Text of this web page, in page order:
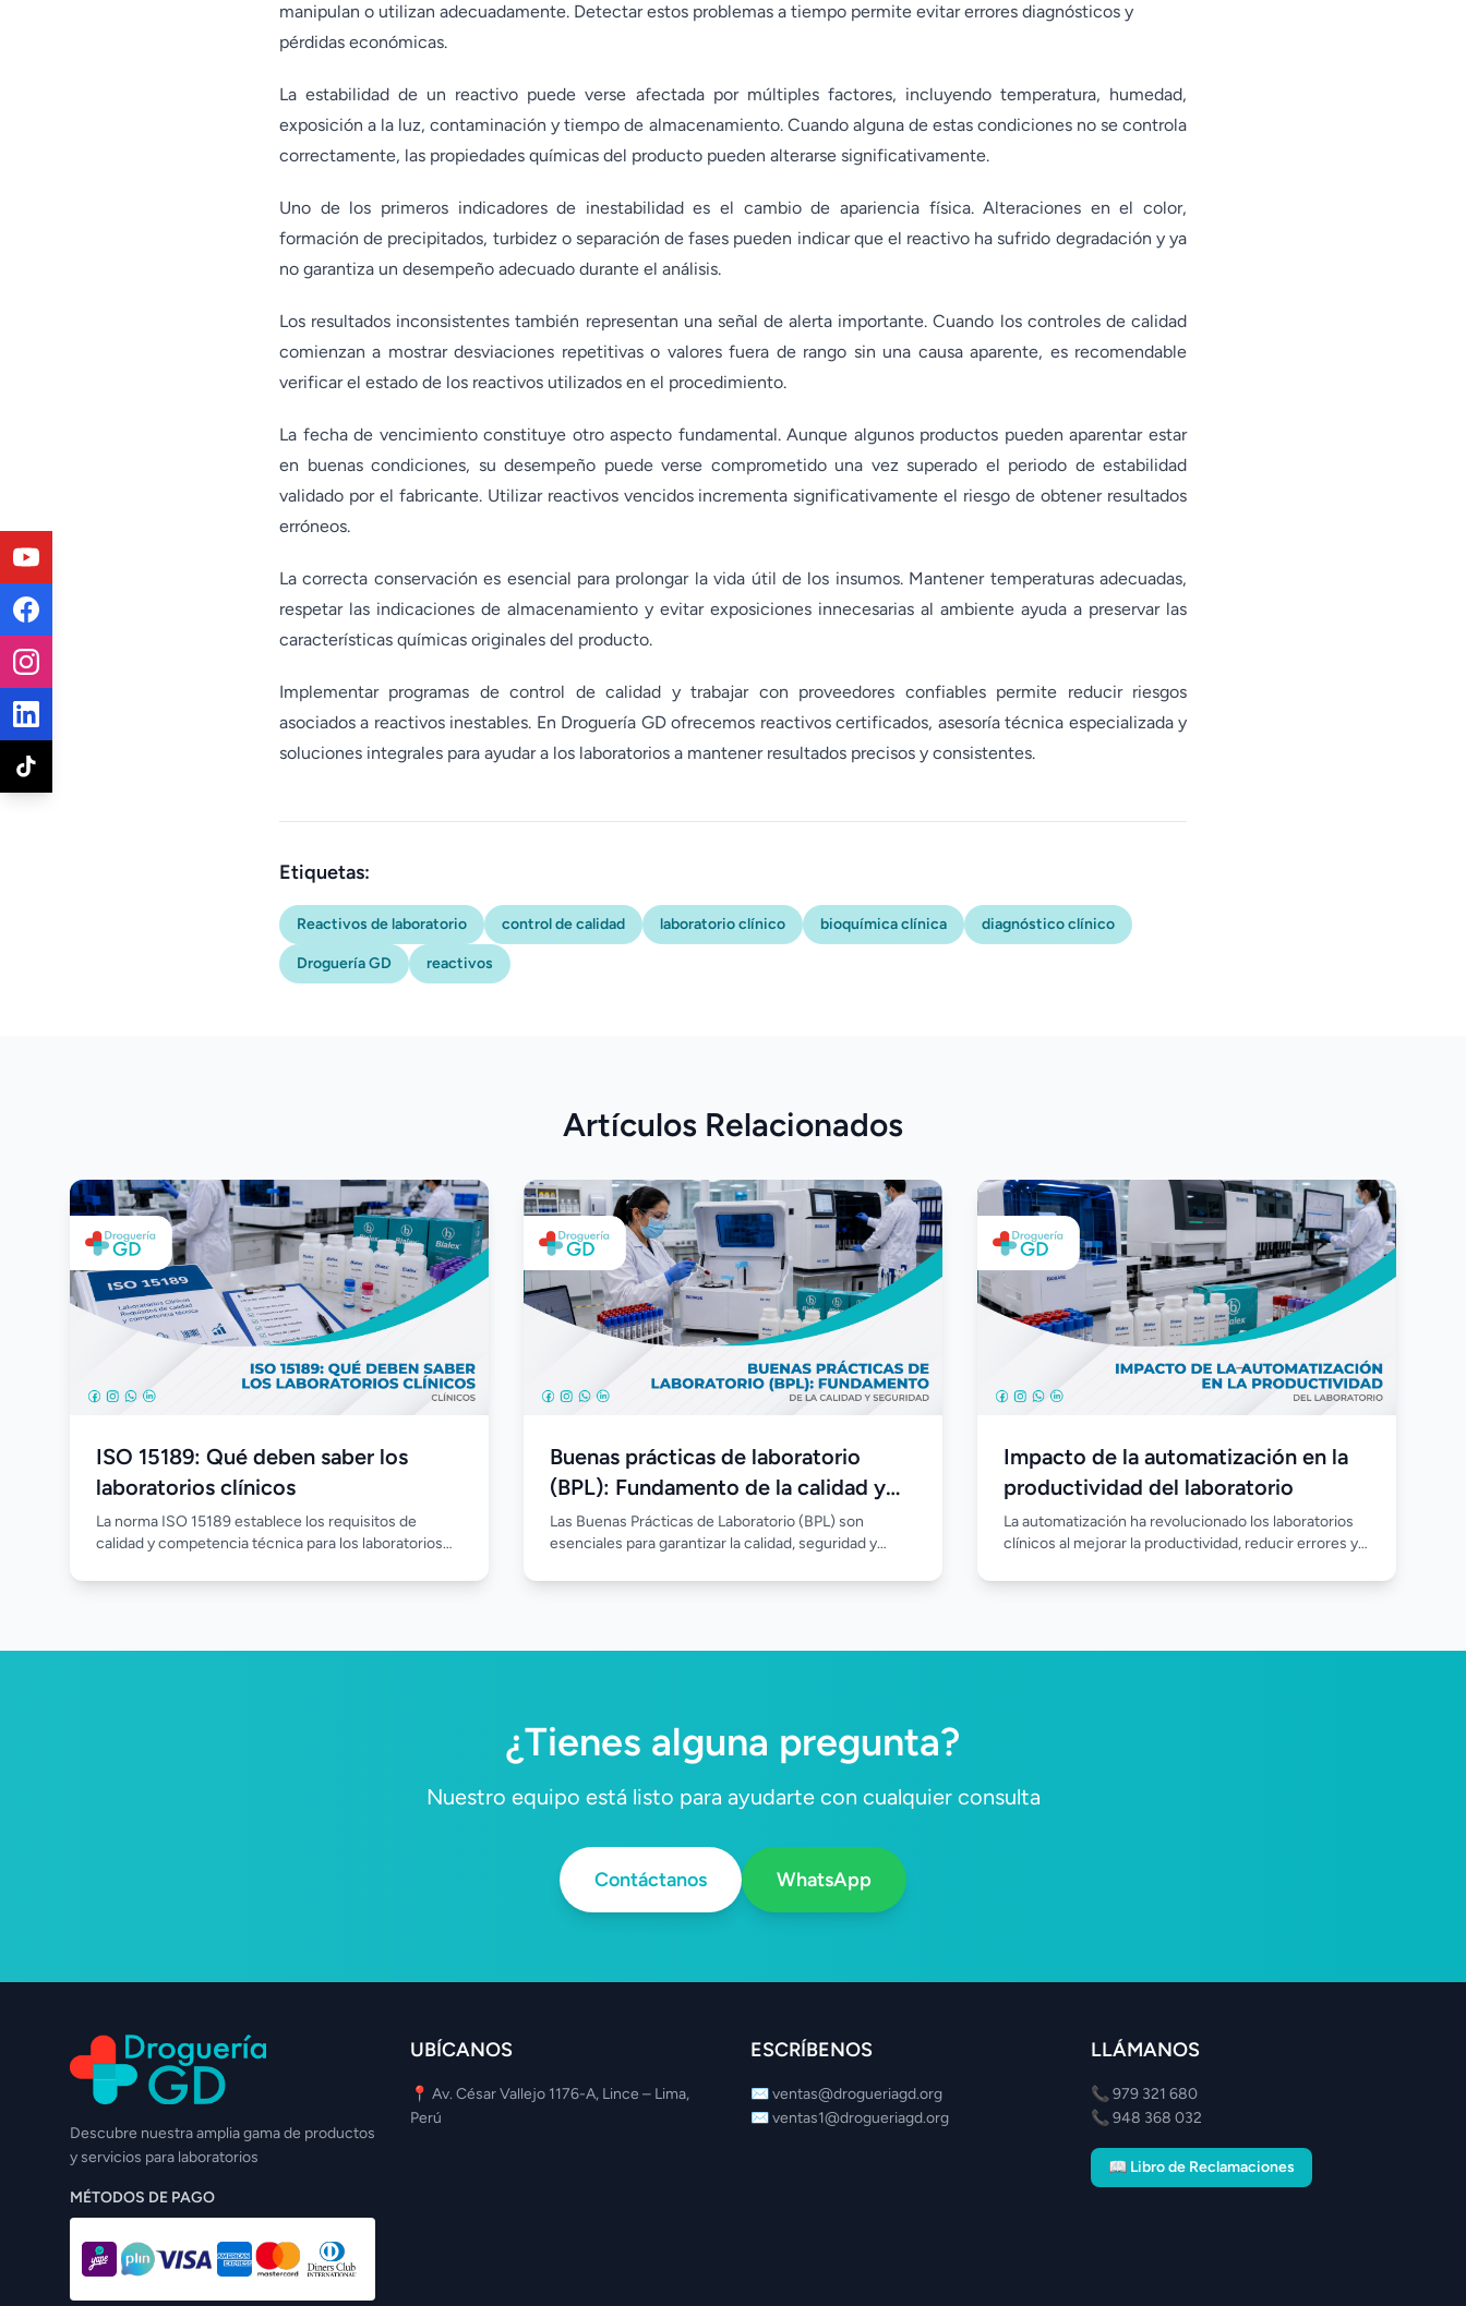
manipulan o utilizan adecuadamente. Detectar estos problemas a tiempo permite evitar errores diagnósticos y
pérdidas económicas.
La estabilidad de un reactivo puede verse afectada por múltiples factores, incluyendo temperatura, humedad,
exposición a la luz, contaminación y tiempo de almacenamiento. Cuando alguna de estas condiciones no se controla
correctamente, las propiedades químicas del producto pueden alterarse significativamente.
Uno de los primeros indicadores de inestabilidad es el cambio de apariencia física. Alteraciones en el color,
formación de precipitados, turbidez o separación de fases pueden indicar que el reactivo ha sufrido degradación y ya
no garantiza un desempeño adecuado durante el análisis.
Los resultados inconsistentes también representan una señal de alerta importante. Cuando los controles de calidad
comienzan a mostrar desviaciones repetitivas o valores fuera de rango sin una causa aparente, es recomendable
verificar el estado de los reactivos utilizados en el procedimiento.
La fecha de vencimiento constituye otro aspecto fundamental. Aunque algunos productos pueden aparentar estar
en buenas condiciones, su desempeño puede verse comprometido una vez superado el periodo de estabilidad
validado por el fabricante. Utilizar reactivos vencidos incrementa significativamente el riesgo de obtener resultados
erróneos.
La correcta conservación es esencial para prolongar la vida útil de los insumos. Mantener temperaturas adecuadas,
respetar las indicaciones de almacenamiento y evitar exposiciones innecesarias al ambiente ayuda a preservar las
características químicas originales del producto.
Implementar programas de control de calidad y trabajar con proveedores confiables permite reducir riesgos
asociados a reactivos inestables. En Droguería GD ofrecemos reactivos certificados, asesoría técnica especializada y
soluciones integrales para ayudar a los laboratorios a mantener resultados precisos y consistentes.
Etiquetas:
Reactivos de laboratorio control de calidad laboratorio clínico bioquímica clínica diagnóstico clínico
Droguería GD reactivos
Artículos Relacionados
ISO 15189: Qué deben saber los
laboratorios clínicos
La norma ISO 15189 establece los requisitos de
calidad y competencia técnica para los laboratorios
mejora continua y resultados confiables. Su
confianza en cada análisis realizado.
Buenas prácticas de laboratorio
(BPL): Fundamento de la calidad y
seguridad
Las Buenas Prácticas de Laboratorio (BPL) son
esenciales para garantizar la calidad, seguridad y
implementación permite estandarizar procesos,
pacientes.
Impacto de la automatización en la
productividad del laboratorio
La automatización ha revolucionado los laboratorios
clínicos al mejorar la productividad, reducir errores y
equipos automatizados permite optimizar los
demandas del diagnóstico clínico.
¿Tienes alguna pregunta?
Nuestro equipo está listo para ayudarte con cualquier consulta
Contáctanos WhatsApp
Descubre nuestra amplia gama de productos
y servicios para laboratorios
MÉTODOS DE PAGO
UBÍCANOS
📍 Av. César Vallejo 1176-A, Lince – Lima,
Perú
ESCRÍBENOS
✉️ventas@drogueriagd.org
✉️ventas1@drogueriagd.org
LLÁMANOS
📞 979 321 680
📞 948 368 032
📖 Libro de Reclamaciones